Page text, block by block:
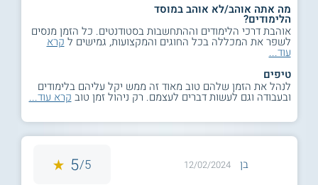
מה אתה אוהב/לא אוהב במוסד
הלימודים?
אוהבת דרכי הלימודים וההתחשבות בסטודנטים. כל הזמן מנסים
לשפר את המכללה בכל החוגים והמקצועות, גמישים ל קרא
עוד...
טיפים
לנהל את הזמן שלהם טוב מאוד זה ממש יקל עליהם בלימודים
ובעבודה וגם לעשות דברים לעצמם. רק ניהול זמן טוב קרא עוד...
בן 12/02/2024
5/
5